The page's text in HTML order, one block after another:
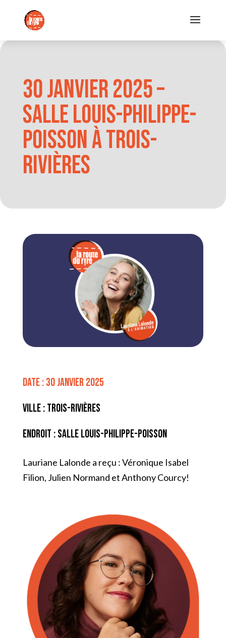
30 janvier 2025 –
Salle Louis-Philippe-
Poisson à Trois-
Rivières
Date : 30 janvier 2025
Ville : Trois-Rivières
Endroit : Salle Louis-Philippe-Poisson
Lauriane Lalonde a reçu : Véronique Isabel
Filion, Julien Normand et Anthony Courcy!